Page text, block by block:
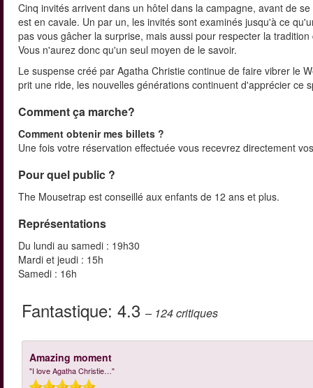
Cinq invités arrivent dans un hôtel dans la campagne, avant de
est en cavale. Un par un, les invités sont examinés jusqu'à ce
pas vous gâcher la surprise, mais aussi pour respecter la
Vous n'aurez donc qu'un seul moyen de le savoir.
Le suspense créé par Agatha Christie continue de faire vibrer le
prit une ride, les nouvelles générations continuent d'apprécier ce
Comment ça marche?
Comment obtenir mes billets ?
Une fois votre réservation effectuée vous recevrez directement
Pour quel public ?
The Mousetrap est conseillé aux enfants de 12 ans et plus.
Représentations
Du lundi au samedi : 19h30
Mardi et jeudi : 15h
Samedi : 16h
Fantastique: 4.3 – 124critiques
Amazing moment
"I love Agatha Christie…"